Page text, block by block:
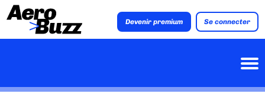
Devenir premium Se connecter